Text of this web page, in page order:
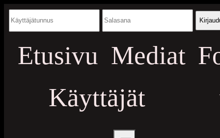
Etusivu Mediat
Käyttäjät